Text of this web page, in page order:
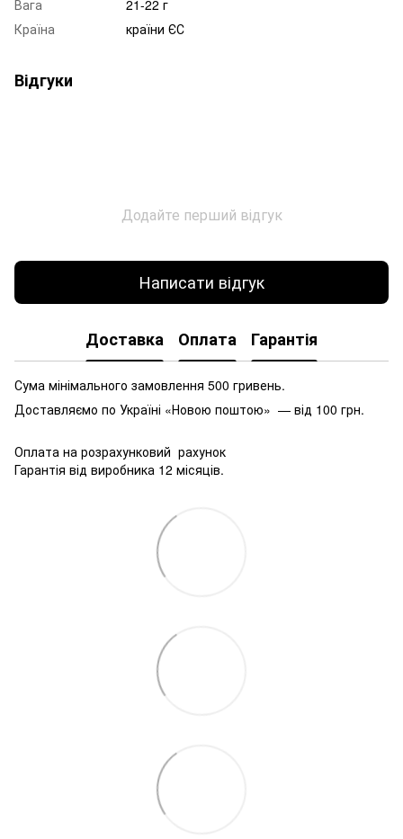
Вага
21-22 г
Країна
країни ЄС
Відгуки
Додайте перший відгук
Написати відгук
Доставка Оплата Гарантія
Сума мінімального замовлення 500 гривень.
Доставляємо по Україні «Новою поштою» — від 100 грн.
Оплата на розрахунковий рахунок
Гарантія від виробника 12 місяців.